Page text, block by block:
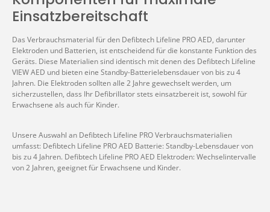
Einsatzbereitschaft
Das Verbrauchsmaterial für den Defibtech Lifeline PRO AED, darunter
Elektroden und Batterien, ist entscheidend für die konstante Funktion des
Geräts. Diese Materialien sind identisch mit denen des Defibtech Lifeline
VIEW AED und bieten eine Standby-Batterielebensdauer von bis zu 4
Jahren. Die Elektroden sollten alle 2 Jahre gewechselt werden, um
sicherzustellen, dass Ihr Defibrillator stets einsatzbereit ist, sowohl für
Erwachsene als auch für Kinder.
Unsere Auswahl an Defibtech Lifeline PRO Verbrauchsmaterialien
umfasst: Defibtech Lifeline PRO AED Batterie: Standby-Lebensdauer von
bis zu 4 Jahren. Defibtech Lifeline PRO AED Elektroden: Wechselintervalle
von 2 Jahren, geeignet für Erwachsene und Kinder.